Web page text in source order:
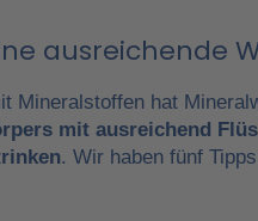
ausreichende
Mineralstoffen hat
mit ausreichend
. Wir haben fünf